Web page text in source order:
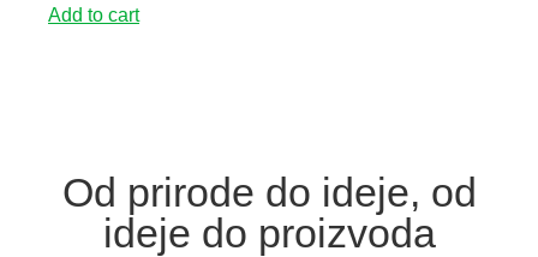
Add to cart
Od prirode do ideje, od
ideje do proizvoda